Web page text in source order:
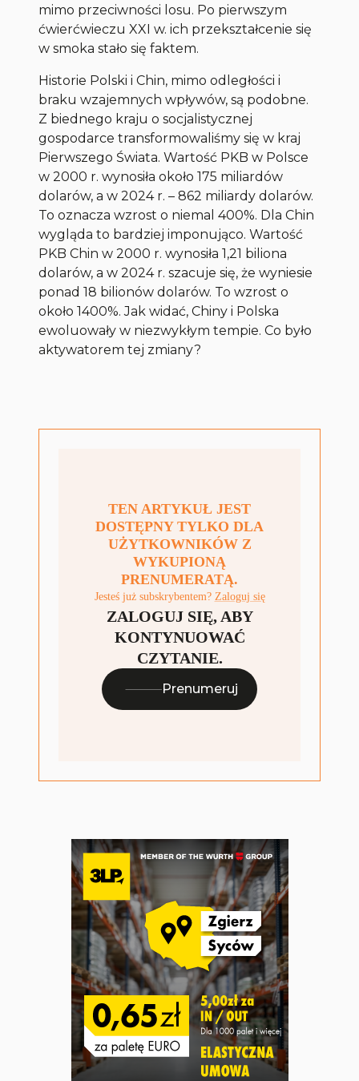
mimo przeciwności losu. Po pierwszym
ćwierćwieczu XXI w. ich przekształcenie się
w smoka stało się faktem.
Historie Polski i Chin, mimo odległości i
braku wzajemnych wpływów, są podobne.
Z biednego kraju o socjalistycznej
gospodarce transformowaliśmy się w kraj
Pierwszego Świata. Wartość PKB w Polsce
w 2000 r. wynosiła około 175 miliardów
dolarów, a w 2024 r. – 862 miliardy dolarów.
To oznacza wzrost o niemal 400%. Dla Chin
wygląda to bardziej imponująco. Wartość
PKB Chin w 2000 r. wynosiła 1,21 biliona
dolarów, a w 2024 r. szacuje się, że wyniesie
ponad 18 bilionów dolarów. To wzrost o
około 1400%. Jak widać, Chiny i Polska
ewoluowały w niezwykłym tempie. Co było
aktywatorem tej zmiany?
TEN ARTYKUŁ JEST
DOSTĘPNY TYLKO DLA
UŻYTKOWNIKÓW Z
WYKUPIONĄ
PRENUMERATĄ.
Jesteś już subskrybentem? Zaloguj się
ZALOGUJ SIĘ, ABY
KONTYNUOWAĆ
CZYTANIE.
Prenumeruj